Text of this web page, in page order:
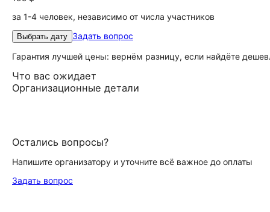
за 1-4 человек, независимо от числа участников
Выбрать дату Задать вопрос
Гарантия лучшей цены: вернём разницу, если найдёте
Что вас ожидает
Организационные детали
Остались вопросы?
Напишите организатору и уточните всё важное до оплаты
Задать вопрос